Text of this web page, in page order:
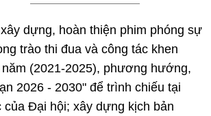
dựng, hoàn thiện phim phóng sự
trào thi đua và công tác khen
(2021-2025), phương hướng,
2026 - 2030" để trình chiếu tại
của Đại hội; xây dựng kịch bản